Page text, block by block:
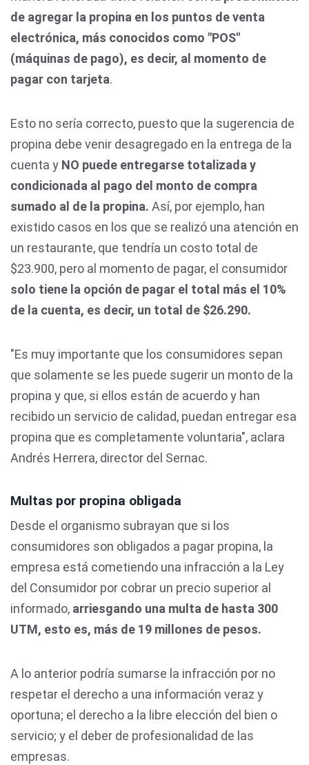
de agregar la propina en los puntos de venta
electrónica, más conocidos como "POS"
(máquinas de pago), es decir, al momento de
pagar con tarjeta.
Esto no sería correcto, puesto que la sugerencia de
propina debe venir desagregado en la entrega de la
cuenta y NO puede entregarse totalizada y
condicionada al pago del monto de compra
sumado al de la propina. Así, por ejemplo, han
existido casos en los que se realizó una atención en
un restaurante, que tendría un costo total de
$23.900, pero al momento de pagar, el consumidor
solo tiene la opción de pagar el total más el 10%
de la cuenta, es decir, un total de $26.290.
"Es muy importante que los consumidores sepan
que solamente se les puede sugerir un monto de la
propina y que, si ellos están de acuerdo y han
recibido un servicio de calidad, puedan entregar esa
propina que es completamente voluntaria", aclara
Andrés Herrera, director del Sernac.
Multas por propina obligada
Desde el organismo subrayan que si los
consumidores son obligados a pagar propina, la
empresa está cometiendo una infracción a la Ley
del Consumidor por cobrar un precio superior al
informado, arriesgando una multa de hasta 300
UTM, esto es, más de 19 millones de pesos.
A lo anterior podría sumarse la infracción por no
respetar el derecho a una información veraz y
oportuna; el derecho a la libre elección del bien o
servicio; y el deber de profesionalidad de las
empresas.